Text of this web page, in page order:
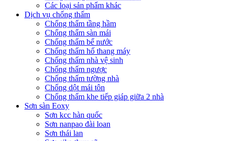
Các loại sản phẩm khác
Dịch vụ chống thấm
Chống thấm tầng hầm
Chống thấm sàn mái
Chống thấm bể nước
Chống thấm hố thang máy
Chống thấm nhà vệ sinh
Chống thấm ngược
Chống thấm tường nhà
Chống dột mái tôn
Chống thấm khe tiếp giáp giữa 2 nhà
Sơn sàn Eoxy
Sơn kcc hàn quốc
Sơn nanpao đài loan
Sơn thái lan